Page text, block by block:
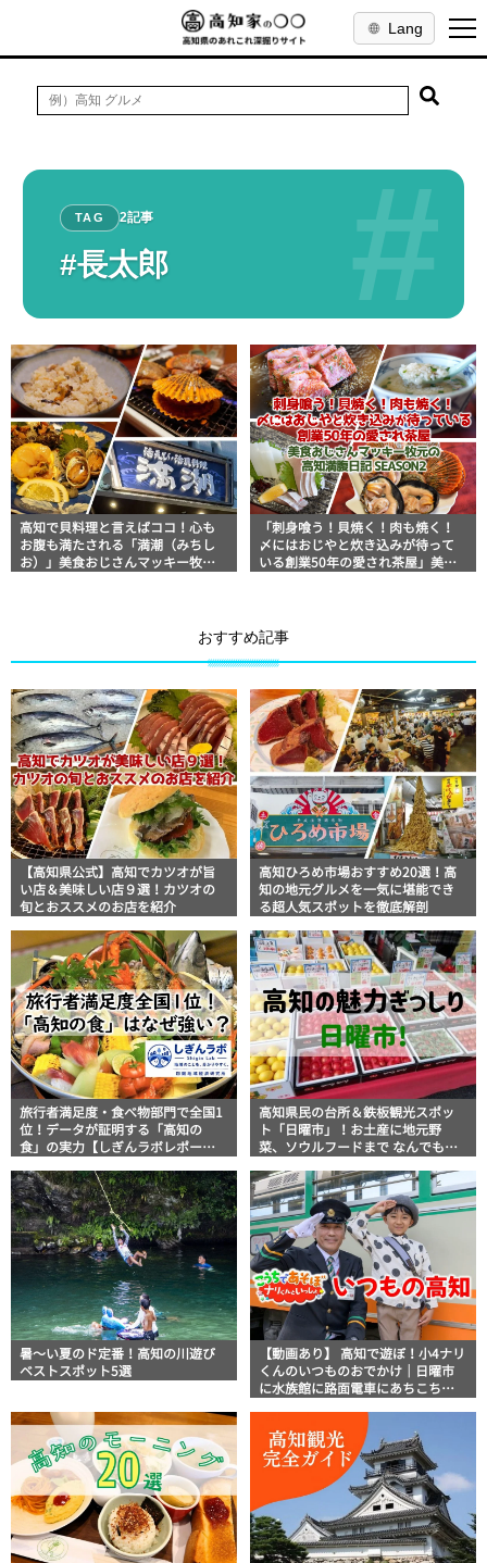
Lang
#
TAG 2記事
#長太郎
高知で貝料理と言えばココ！心も
お腹も満たされる「満潮（みちし
お）」美食おじさんマッキー牧元
「刺身喰う！貝焼く！肉も焼く！
〆にはおじやと炊き込みが待って
いる創業50年の愛され茶屋」美食
おすすめ記事
【高知県公式】高知でカツオが旨
い店＆美味しい店９選！カツオの
旬とおススメのお店を紹介
高知ひろめ市場おすすめ20選！高
知の地元グルメを一気に堪能でき
る超人気スポットを徹底解剖
旅行者満足度・食べ物部門で全国1
位！データが証明する「高知の
食」の実力【しぎんラボレポー
高知県民の台所＆鉄板観光スポッ
ト「日曜市」！お土産に地元野
菜、ソウルフードまで なんでもそ
説！
暑～い夏のド定番！高知の川遊び
ベストスポット5選
【動画あり】 高知で遊ぼ！小4ナリ
くんのいつものおでかけ｜日曜市
に水族館に路面電車にあちこち巡